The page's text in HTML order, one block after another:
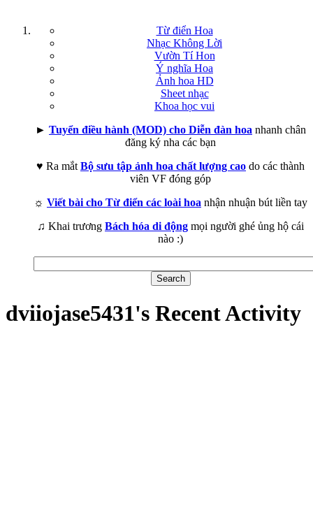
Từ điển Hoa
Nhạc Không Lời
Vườn Tí Hon
Ý nghĩa Hoa
Ảnh hoa HD
Sheet nhạc
Khoa học vui
► Tuyển điều hành (MOD) cho Diễn đàn hoa nhanh chân
đăng ký nha các bạn
♥ Ra mắt Bộ sưu tập ảnh hoa chất lượng cao do các thành
viên VF đóng góp
☼ Viết bài cho Từ điển các loài hoa nhận nhuận bút liền tay
♫ Khai trương Bách hóa di động mọi người ghé ủng hộ cái
nào :)
dviiojase5431's Recent Activity